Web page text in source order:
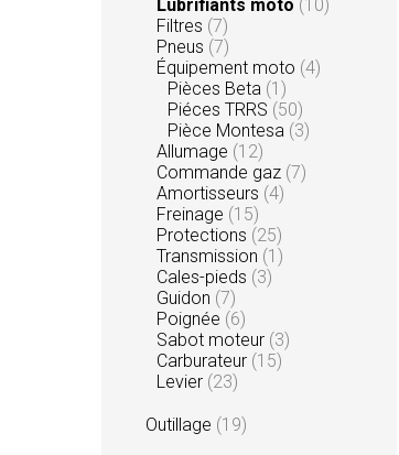
Lubrifiants moto (10)
Filtres (7)
Pneus (7)
Équipement moto (4)
Pièces Beta (1)
Piéces TRRS (50)
Pièce Montesa (3)
Allumage (12)
Commande gaz (7)
Amortisseurs (4)
Freinage (15)
Protections (25)
Transmission (1)
Cales-pieds (3)
Guidon (7)
Poignée (6)
Sabot moteur (3)
Carburateur (15)
Levier (23)
Outillage (19)